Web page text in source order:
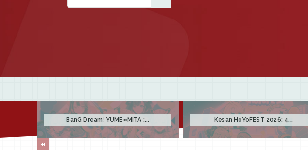
BanG Dream! YUME∞MITA :... Kesan HoYoFEST 2026: 4...